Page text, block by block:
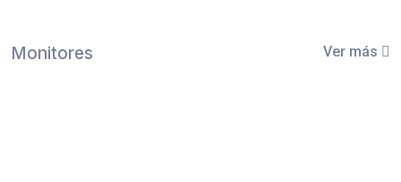
Monitores Ver más